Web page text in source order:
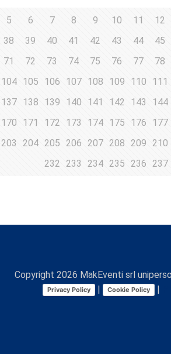
5 6 7 8 9 10 11 12
38 39 40 41 42 43 44 45
71 72 73 74 75 76 77 78
104 105 106 107 108 109 110 111
137 138 139 140 141 142 143 144
170 171 172 173 174 175 176 177
203 204 205 206 207 208 209 210
232
233 234 235 236 237
Copyright 2026 MakEventi srl
Privacy Policy | Cookie Policy |